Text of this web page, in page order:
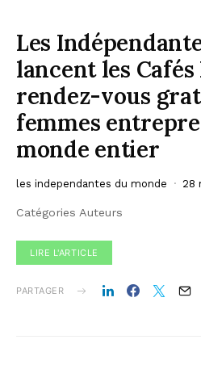
Les
lancent les
rendez-vous
femmes
monde entier
les independantes du monde 28
Catégories Auteurs
LIRE L'ARTICLE
PARTAGER